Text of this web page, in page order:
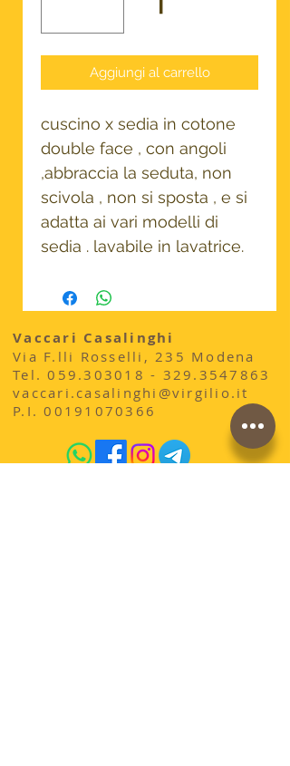
Aggiungi al carrello
cuscino x sedia in cotone
double face , con angoli
,abbraccia la seduta, non
scivola , non si sposta , e si
adatta ai vari modelli di
sedia . lavabile in lavatrice.
Vaccari Casalinghi
Via F.lli Rosselli, 235 Modena
​Tel.059.303018 - 329 .3547863
vaccari.casalinghi@virgilio.it
P.I.00191070366